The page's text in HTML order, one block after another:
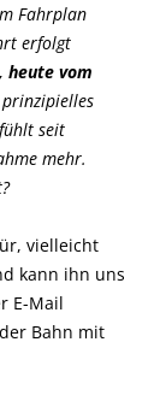
Fahrplan
erfolgt
heute vom
seit
mehr.
vielleicht
kann ihn uns
E-Mail
Bahn mit